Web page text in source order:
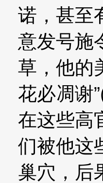
诺，甚至
意发号施
草，他的
花必凋谢
在这些高
们被他这
巢穴，后